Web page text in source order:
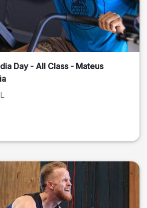
Day - All Class - Mateus